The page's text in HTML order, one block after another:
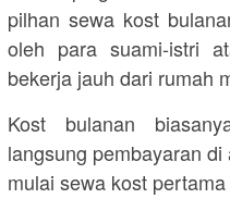
pilhan sewa kost
oleh para suami-istri
bekerja jauh dari rumah
Kost bulanan
langsung pembayaran
mulai sewa kost